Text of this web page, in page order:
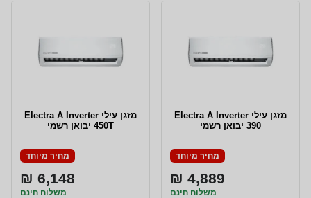
מזגן עילי Electra A Inverter
390 יבואן רשמי
מחיר מיוחד
4,889 ₪
משלוח חינם
‏מזגן עילי Electra A Inverter
450T יבואן רשמי
מחיר מיוחד
6,148 ₪
משלוח חינם